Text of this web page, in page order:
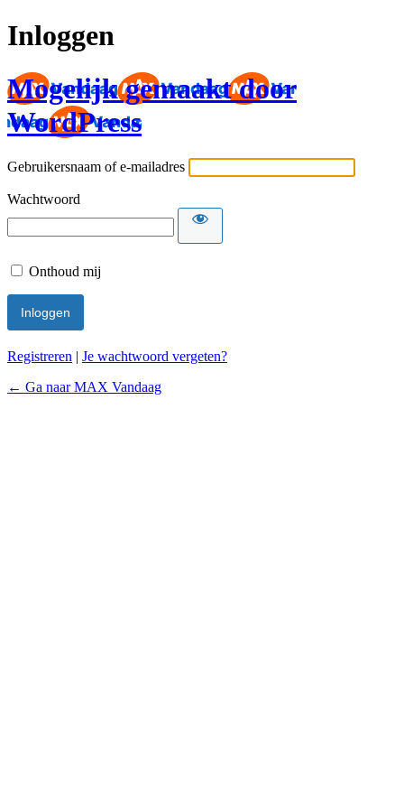
Inloggen
Mogelijk gemaakt door
WordPress
Gebruikersnaam of e-mailadres
Wachtwoord
Onthoud mij
Registreren | Je wachtwoord vergeten?
← Ga naar MAX Vandaag